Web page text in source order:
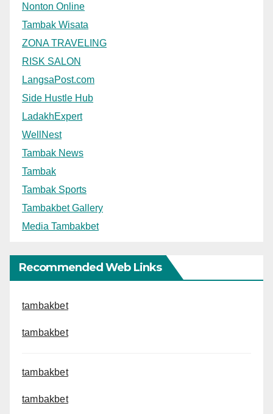
Nonton Online
Tambak Wisata
ZONA TRAVELING
RISK SALON
LangsaPost.com
Side Hustle Hub
LadakhExpert
WellNest
Tambak News
Tambak
Tambak Sports
Tambakbet Gallery
Media Tambakbet
Recommended Web Links
tambakbet
tambakbet
tambakbet
tambakbet